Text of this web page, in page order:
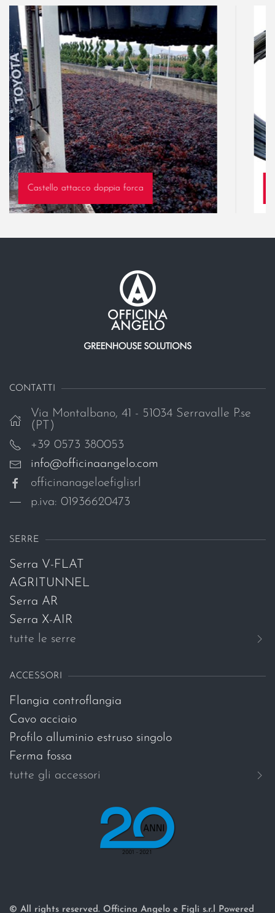
Castello attacco doppia forca
CONTATTI
Via Montalbano, 41 - 51034 Serravalle P.se
(PT)
+39 0573 380053
info@officinaangelo.com
officinanageloefiglisrl
p.iva: 01936620473
SERRE
Serra V-FLAT
AGRITUNNEL
Serra AR
Serra X-AIR
tutte le serre
ACCESSORI
Flangia controflangia
Cavo acciaio
Profilo alluminio estruso singolo
Ferma fossa
tutte gli accessori
© All rights reserved. Officina Angelo e Figli s.r.l Powered